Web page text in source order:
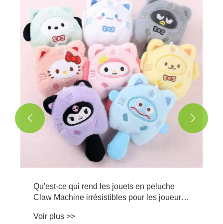
Quels matériaux sont généralement utilisés
pour fabriquer des peluches de haute
qualité ?
Voir plus >>
 